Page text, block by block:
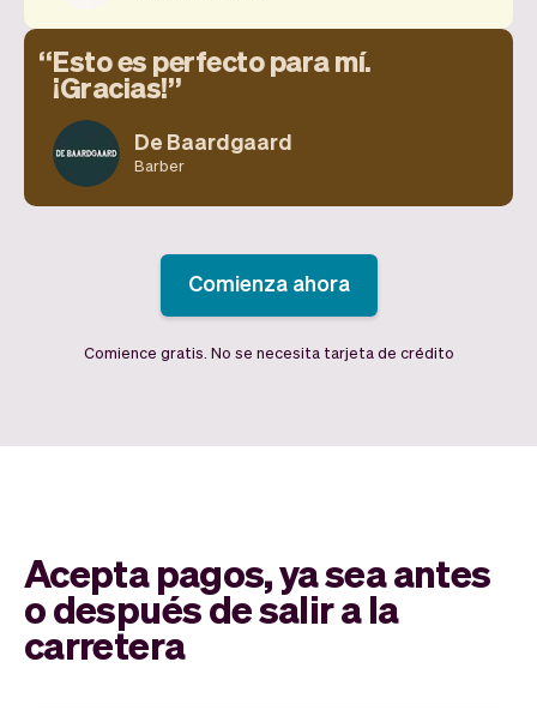
Esto es perfecto para mí.
¡Gracias!
De Baardgaard
Barber
Comienza ahora
Comience gratis. No se necesita tarjeta de crédito
Acepta pagos, ya sea antes
o después de salir a la
carretera